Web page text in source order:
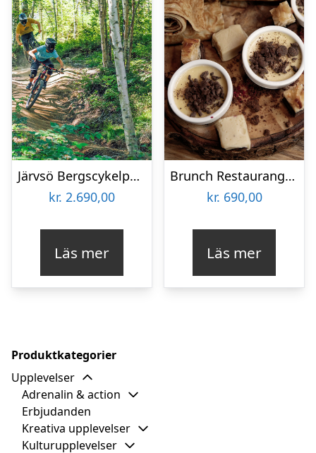
Järvsö Bergscykelpark för två
kr. 2.690,00
Läs mer
Brunch Restaurang Knut för två
kr. 690,00
Läs mer
Produktkategorier
Upplevelser
Adrenalin & action
Erbjudanden
Kreativa upplevelser
Kulturupplevelser